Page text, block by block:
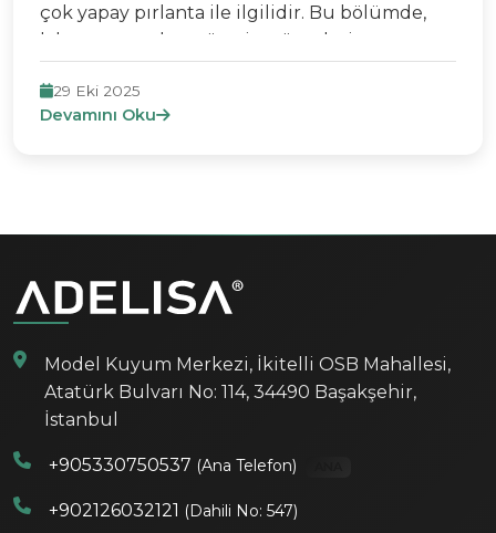
çok yapay pırlanta ile ilgilidir. Bu bölümde,
laboratuvar elmas üretim süreçleri,
teknolojileri, avantajları ve sınırlamaları
incelenecektir.
29 Eki 2025
Devamını Oku
Model Kuyum Merkezi, İkitelli OSB Mahallesi,
Atatürk Bulvarı No: 114, 34490 Başakşehir,
İstanbul
+905330750537 (Ana Telefon)
+902126032121 (Dahili No: 547)